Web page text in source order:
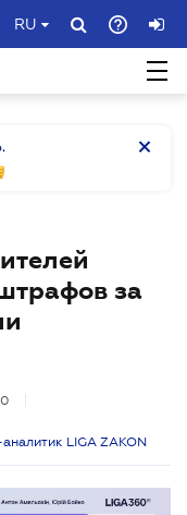
RU
за
0
LIGA ZAKON